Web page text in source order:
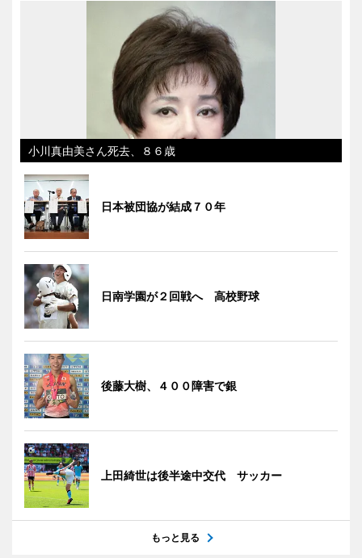
小川真由美さん死去、８６歳
日本被団協が結成７０年
日南学園が２回戦へ 高校野球
後藤大樹、４００障害で銀
上田綺世は後半途中交代 サッカー
もっと見る